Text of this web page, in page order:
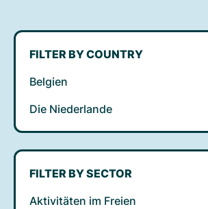
FILTER BY COUNTRY
Belgien
Die Niederlande
FILTER BY SECTOR
Aktivitäten im Freien